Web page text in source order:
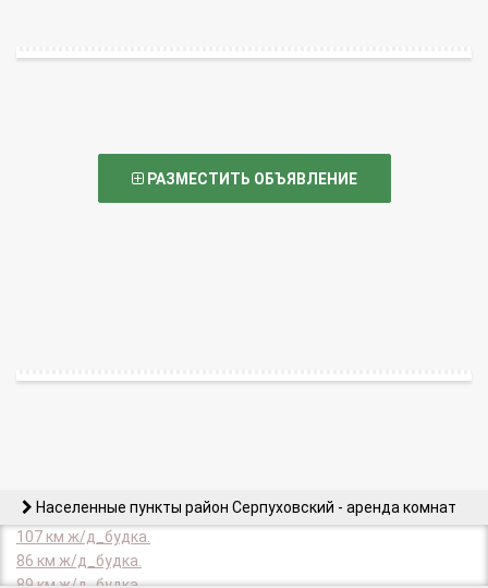
РАЗМЕСТИТЬ ОБЪЯВЛЕНИЕ
Населенные пункты район Серпуховский - аренда комнат
107 км ж/д_будка.
86 км ж/д_будка.